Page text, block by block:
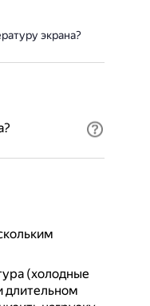
экрана?
(холодные
длительном